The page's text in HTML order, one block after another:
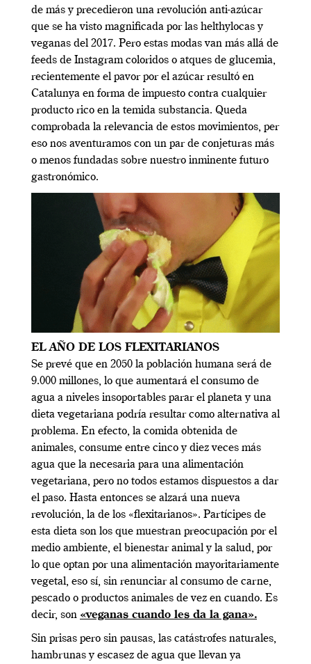
de más y precedieron una revolución anti-azúcar
que se ha visto magnificada por las helthylocas y
veganas del 2017. Pero estas modas van más allá de
feeds de Instagram coloridos o atques de glucemia,
recientemente el pavor por el azúcar resultó en
Catalunya en forma de impuesto contra cualquier
producto rico en la temida substancia. Queda
comprobada la relevancia de estos movimientos, per
eso nos aventuramos con un par de conjeturas más
o menos fundadas sobre nuestro inminente futuro
gastronómico.
EL AÑO DE LOS FLEXITARIANOS
Se prevé que en 2050 la población humana será de
9.000 millones, lo que aumentará el consumo de
agua a niveles insoportables parar el planeta y una
dieta vegetariana podría resultar como alternativa al
problema. En efecto, la comida obtenida de
animales, consume entre cinco y diez veces más
agua que la necesaria para una alimentación
vegetariana, pero no todos estamos dispuestos a dar
el paso. Hasta entonces se alzará una nueva
revolución, la de los «flexitarianos». Partícipes de
esta dieta son los que muestran preocupación por el
medio ambiente, el bienestar animal y la salud, por
lo que optan por una alimentación mayoritariamente
vegetal, eso sí, sin renunciar al consumo de carne,
pescado o productos animales de vez en cuando. Es
decir, son «veganas cuando les da la gana».
Sin prisas pero sin pausas, las catástrofes naturales,
hambrunas y escasez de agua que llevan ya